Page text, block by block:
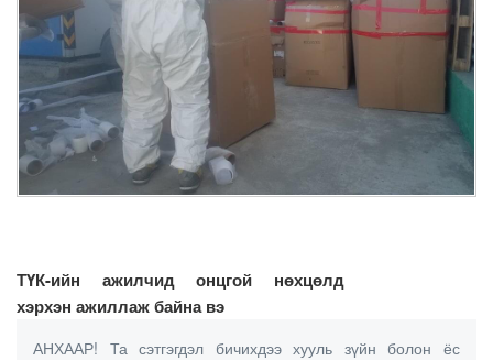
ТҮК-ийн ажилчид онцгой нөхцөлд
хэрхэн ажиллаж байна вэ
АНХААР! Та сэтгэгдэл бичихдээ хууль зүйн болон ёс